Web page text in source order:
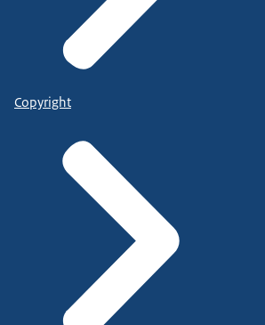
Copyright